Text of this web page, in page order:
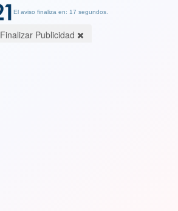
El aviso finaliza en: 17 segundos.
Finalizar Publicidad